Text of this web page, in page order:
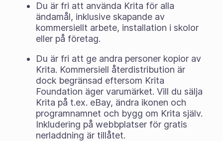
Du är fri att använda Krita för alla
ändamål, inklusive skapande av
kommersiellt arbete, installation i skolor
eller på företag.
Du är fri att ge andra personer kopior av
Krita. Kommersiell återdistribution är
dock begränsad eftersom Krita
Foundation äger varumärket. Vill du sälja
Krita på t.ex. eBay, ändra ikonen och
programnamnet och bygg om Krita själv.
Inkludering på webbplatser för gratis
nerladdning är tillåtet.